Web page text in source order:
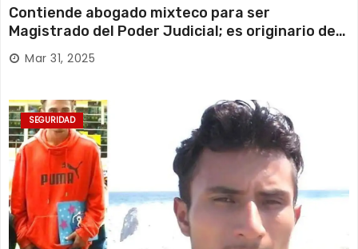
Contiende abogado mixteco para ser
Magistrado del Poder Judicial; es originario de
Huajuapan de León
Mar 31, 2025
SEGURIDAD